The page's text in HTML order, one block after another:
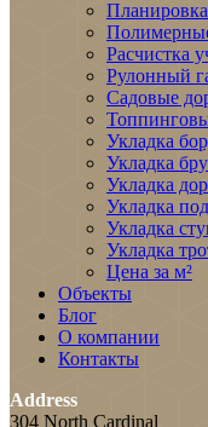
Планировка
Расчистка
Рулонный
Садовые
Укладка
Укладка
Укладка
Укладка
Укладка
Укладка
Цена за м²
Объекты
Блог
О компании
Контакты
Address
304 North Cardinal